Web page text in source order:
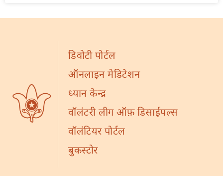
डिवोटी पोर्टल
ऑनलाइन मेडिटेशन
ध्यान केन्द्र
वॉलंटरी लीग ऑफ़ डिसाईपल्स
वॉलंटियर पोर्टल
बुकस्टोर